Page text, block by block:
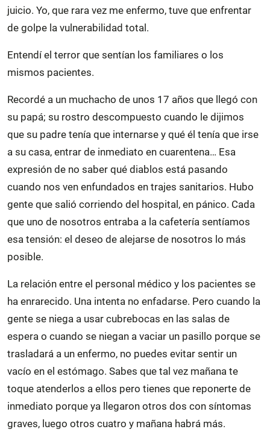
juicio. Yo, que rara vez me enfermo, tuve que enfrentar
de golpe la vulnerabilidad total.
Entendí el terror que sentían los familiares o los
mismos pacientes.
Recordé a un muchacho de unos 17 años que llegó con
su papá; su rostro descompuesto cuando le dijimos
que su padre tenía que internarse y qué él tenía que irse
a su casa, entrar de inmediato en cuarentena… Esa
expresión de no saber qué diablos está pasando
cuando nos ven enfundados en trajes sanitarios. Hubo
gente que salió corriendo del hospital, en pánico. Cada
que uno de nosotros entraba a la cafetería sentíamos
esa tensión: el deseo de alejarse de nosotros lo más
posible.
La relación entre el personal médico y los pacientes se
ha enrarecido. Una intenta no enfadarse. Pero cuando la
gente se niega a usar cubrebocas en las salas de
espera o cuando se niegan a vaciar un pasillo porque se
trasladará a un enfermo, no puedes evitar sentir un
vacío en el estómago. Sabes que tal vez mañana te
toque atenderlos a ellos pero tienes que reponerte de
inmediato porque ya llegaron otros dos con síntomas
graves, luego otros cuatro y mañana habrá más.